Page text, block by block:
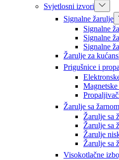
Svjetlosni izvori
Signalne žarulje
Signalne
Signalne
Signalne
Žarulje za
Prigušnice i
Žarulje sa
Žarulje sa
Žarulje sa
Žarulje
Žarulje sa
Visokotlačne